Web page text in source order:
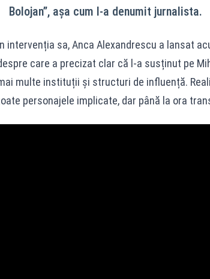
Bolojan”, așa cum l-a denumit jurnalista.
intervenția sa, Anca Alexandrescu a lansat
care a precizat clar că l-a susținut pe
multe instituții și structuri de influență.
personajele implicate, dar până la ora